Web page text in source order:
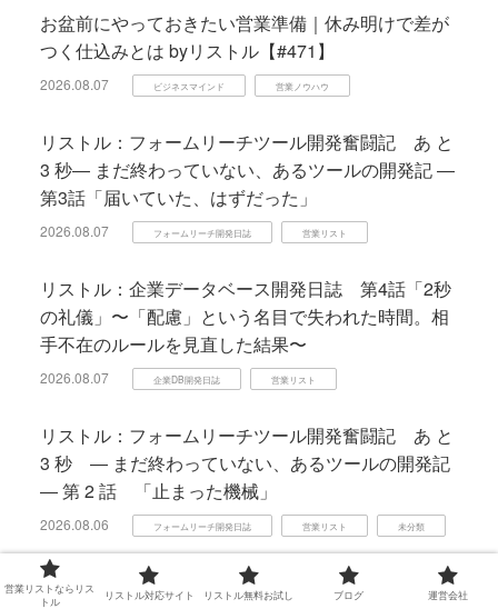
お盆前にやっておきたい営業準備｜休み明けで差が
つく仕込みとは byリストル【#471】
2026.08.07 ビジネスマインド 営業ノウハウ
リストル：フォームリーチツール開発奮闘記 あ と
3 秒― まだ終わっていない、あるツールの開発記 ―
第3話「届いていた、はずだった」
2026.08.07 フォームリーチ開発日誌 営業リスト
リストル：企業データベース開発日誌 第4話「2秒
の礼儀」〜「配慮」という名目で失われた時間。相
手不在のルールを見直した結果〜
2026.08.07 企業DB開発日誌 営業リスト
リストル：フォームリーチツール開発奮闘記 あ と
3 秒 ― まだ終わっていない、あるツールの開発記
― 第 2 話 「止まった機械」
2026.08.06 フォームリーチ開発日誌 営業リスト 未分類
リストル：企業データベース開発日誌 第3話「47
営業リストならリス
トル
リストル対応サイト リストル無料お試し ブログ 運営会社